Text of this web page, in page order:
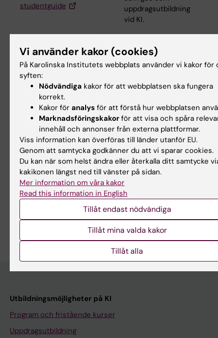
studentguide
uppdragsutbildning
vid KI.
Hade du nytta av informationen på denna sida?
Yes
No
Innehållsgranskare:
Lina Collsiöö
Redaktör:Lina Collsiöö
Sidan uppdaterad:2026-06-29
Dela
Utbildningsmöjligheter på KI
Program och fristående kurser
Uppdragsutbildning
Vi använder kakor (cookies)
På Karolinska Institutets webbplats använder vi kakor för
syften:
Nödvändiga kakor för att webbplatsen ska fungera
korrekt.
Kakor för analys för att förstå hur webbplatsen
Marknadsföringskakor för att visa och spåra
innehåll och annonser från externa plattformar.
Viss information kan överföras till länder utanför EU.
Genom att samtycka godkänner du att vi sparar cookies.
Du kan när som helst ändra eller återkalla ditt samtycke
kakikonen längst ned till vänster på sidan.
Mer information om våra kakor
Read this information in English
Tillåt endast nödvändiga
Tillåt mina valda kakor
Tillåt alla